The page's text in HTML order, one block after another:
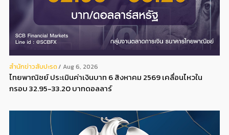
สํานักข่าวสับปะรด Aug 6, 2026
ไทยพาณิชย์ ประเมินค่าเงินบาท 6 สิงหาคม 2569 เคลื่อนไหวใน
กรอบ 32.95-33.20 บาทดอลลาร์